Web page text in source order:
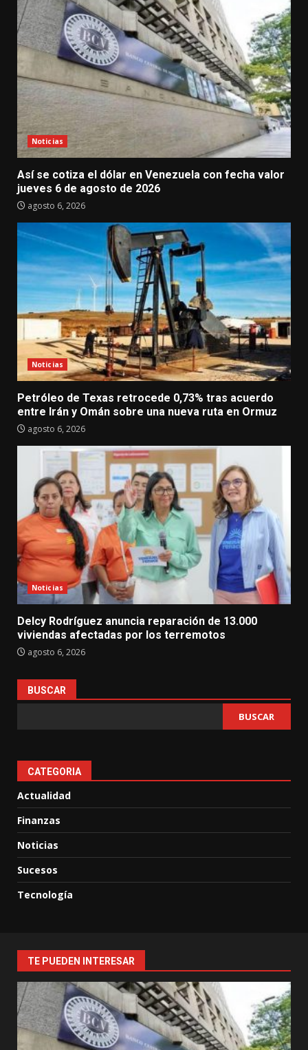
Noticias
Así se cotiza el dólar en Venezuela con fecha valor
jueves 6 de agosto de 2026
agosto 6, 2026
Noticias
Petróleo de Texas retrocede 0,73% tras acuerdo
entre Irán y Omán sobre una nueva ruta en Ormuz
agosto 6, 2026
Noticias
Delcy Rodríguez anuncia reparación de 13.000
viviendas afectadas por los terremotos
agosto 6, 2026
BUSCAR
BUSCAR
CATEGORIA
Actualidad
Finanzas
Noticias
Sucesos
Tecnología
TE PUEDEN INTERESAR